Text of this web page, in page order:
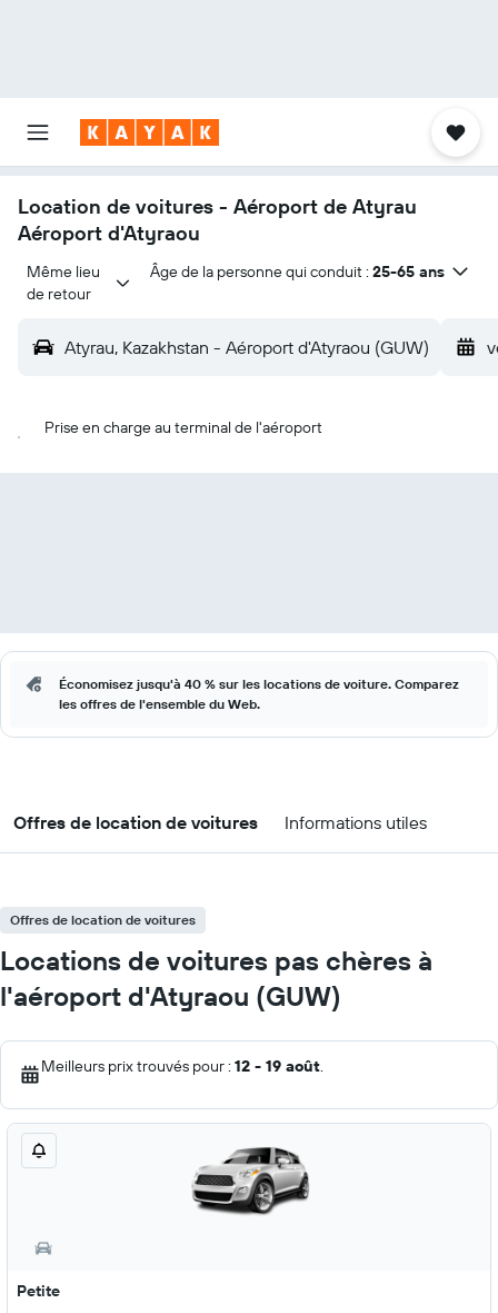
Location de voitures - Aéroport de Atyrau
Aéroport d'Atyraou
Même lieu
de retour
Âge de la personne qui conduit : 25-65 ans
Atyrau, Kazakhstan - Aéroport d'Atyraou (GUW)
Prise en charge au terminal de l'aéroport
Économisez jusqu'à 40 % sur les locations de voiture. Comparez
les offres de l'ensemble du Web.
Offres de location de voitures Informations utiles
Offres de location de voitures
Locations de voitures pas chères à
l'aéroport d'Atyraou (GUW)
Meilleurs prix trouvés pour : 12 - 19 août.
Petite